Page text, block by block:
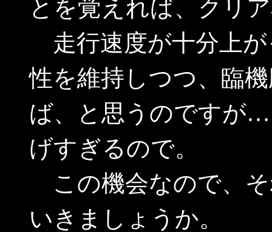
とを覚えれば、クリ
走行速度が十分上
性を維持しつつ、臨
ば、と思うのですが
げすぎるので。
この機会なので、
いきましょうか。